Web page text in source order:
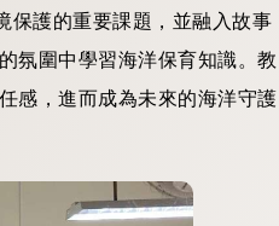
保護的重要課題，並融入故事
氛圍中學習海洋保育知識。教
感，進而成為未來的海洋守護